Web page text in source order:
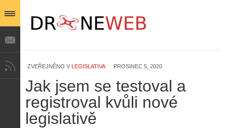
ZVEŘEJNĚNO V LEGISLATIVA PROSINEC 5, 2020
Jak jsem se testoval a
registroval kvůli nové
legislativě